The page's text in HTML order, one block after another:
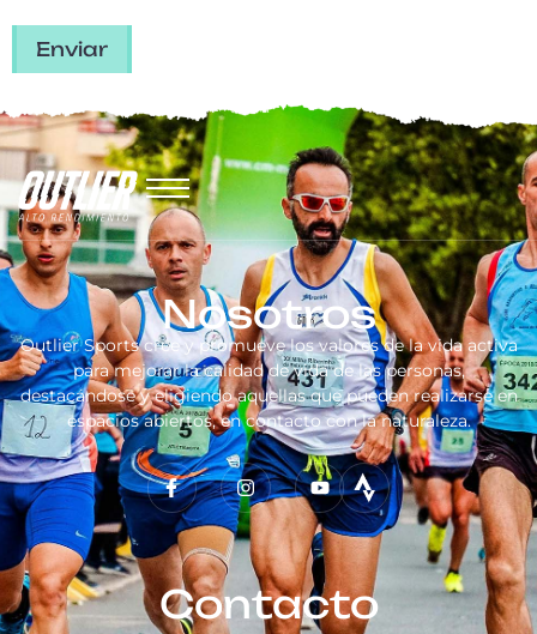
Nosotros
Outlier Sports cree y promueve los valores de la vida activa
para mejorar la calidad de vida de las personas,
destacándose y eligiendo aquellas que pueden realizarse en
espacios abiertos, en contacto con la naturaleza.
Contacto